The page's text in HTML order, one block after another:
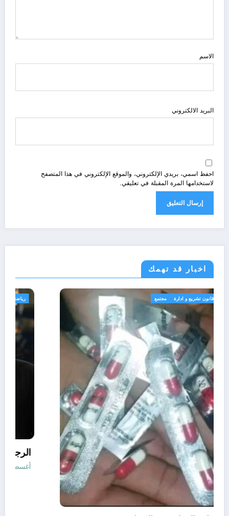
الاسم
البريد الالكتروني
احفظ اسمي، بريدي الإلكتروني، والموقع الإلكتروني في هذا المتصفح
لاستخدامها المرة المقبلة في تعليقي.
اخبار قد تهمك
الجزائر الحدث قانون تشريع و ادارة مجتمع